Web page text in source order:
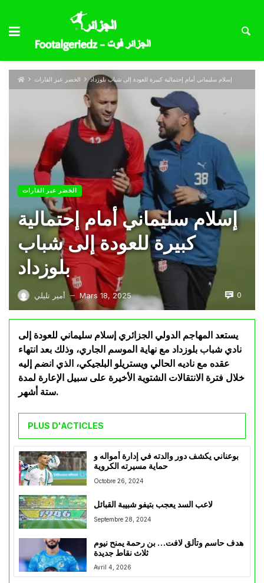
الخضر عبر القارات إسلام سليماني أمام إحتمالية كبيرة للعودة إلى شباب بلوزداد
الخضر عبر القارات
إسلام سليماني أمام إحتمالية
كبيرة للعودة إلى شباب
بلوزداد
أمير تليلي — Mars 18, 2025 0
يستعد المهاجم الدولي الجزائري إسلام سليماني للعودة إلى
نادي شباب بلوزداد مع نهاية الموسم الجاري، وذلك بعد انتهاء
عقده مع ناديه الحالي ويستريلو البلجيكي، الذي انضم إليه
خلال فترة الانتقالات الشتوية الأخيرة على سبيل الإعارة لمدة
ستة أشهر.
PLUS D'ACTICLES
بوعناني يكشف دور والدته في إدارة أمواله و
حماية مسيرته الكروية
Octobre 26, 2024
لاعب السد يعجب بتيفو شبيبة القبائل
Septembre 28, 2024
هدف حاسم وتألق لافت… بن رحمة يمنح نيوم
ثلاث نقاط جديدة
Avril 4, 2026